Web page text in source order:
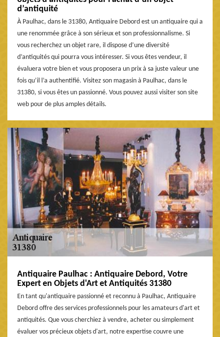
d’antiquité
À Paulhac, dans le 31380, Antiquaire Debord est un antiquaire qui a
une renommée grâce à son sérieux et son professionnalisme. Si
vous recherchez un objet rare, il dispose d’une diversité
d’antiquités qui pourra vous intéresser. Si vous êtes vendeur, il
évaluera votre bien et vous proposera un prix à sa juste valeur une
fois qu’il l’a authentifié. Visitez son magasin à Paulhac, dans le
31380, si vous êtes un passionné. Vous pouvez aussi visiter son site
web pour de plus amples détails.
Antiquaire Paulhac : Antiquaire Debord, Votre
Expert en Objets d'Art et Antiquités 31380
En tant qu'antiquaire passionné et reconnu à Paulhac, Antiquaire
Debord offre des services professionnels pour les amateurs d'art et
antiquités. Que vous cherchiez à vendre, acheter ou simplement
évaluer vos précieux objets d'art, notre expertise couvre une